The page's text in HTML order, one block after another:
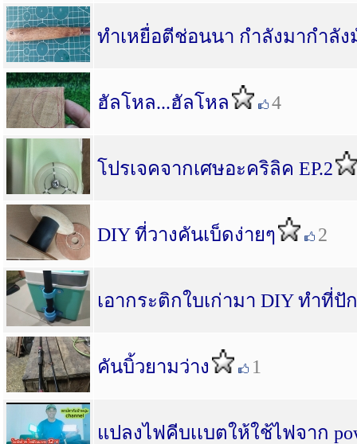
ทำเหยื่อตีช่อนนา กำลังมากำลั
ฮัลโหล...ฮัลโหล 4
โปรเจคจากเศษอะคริลิค EP.2
DIY ที่วางคันเบ็ดง่ายๆ 2
เอากระติกใบเก่ามา DIY ทำที่ปั
คันบิ้วยามว่าง 1
แปลงไฟคีบเเบตให้ใช้ไฟจาก